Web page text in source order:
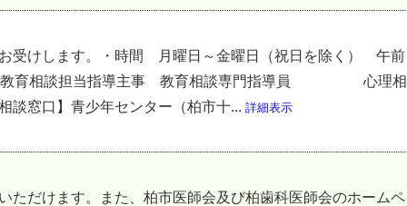
受けします。・時間 月曜日～金曜日（祝日を除く） 午前
教育相談担当指導主事 教育相談専門指導員 心理相
談窓口】青少年センター（柏市十... 詳細表示
ただけます。また、柏市医師会及び柏歯科医師会のホームペ